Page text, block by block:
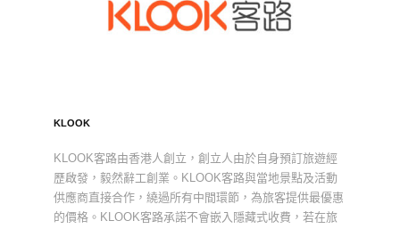
KLOOK
KLOOK客路由香港人創立，創立人由於自身預訂旅遊經
歷啟發，毅然辭工創業。KLOOK客路與當地景點及活動
供應商直接合作，繞過所有中間環節，為旅客提供最優惠
的價格。KLOOK客路承諾不會嵌入隱藏式收費，若在旅